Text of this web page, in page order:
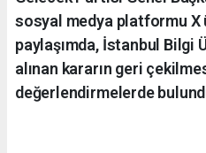
sosyal medya platformu X
paylaşımda, İstanbul Bilgi
alınan kararın geri
değerlendirmelerde